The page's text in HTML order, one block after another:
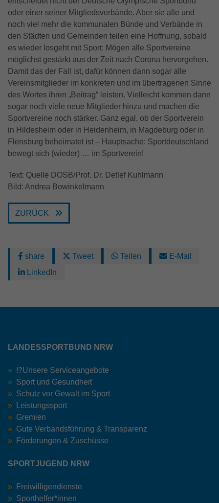
oder einer seiner Mitgliedsverbände. Aber sie alle und
noch viel mehr die kommunalen Bünde und Verbände in
den Städten und Gemeinden teilen eine Hoffnung, sobald
es wieder losgeht mit Sport: Mögen alle Sportvereine
möglichst gestärkt aus der Zeit nach Corona hervorgehen.
Damit das der Fall ist, dafür können dann sogar alle
Vereinsmitglieder im konkreten und im übertragenen Sinne
des Wortes ihren „Beitrag“ leisten. Vielleicht kommen dann
sogar noch viele neue Mitglieder hinzu und machen die
Sportvereine noch stärker. Ganz egal, ob der Sportverein
in Hildesheim oder in Heidenheim, in Magdeburg oder in
Flensburg beheimatet ist – Hauptsache: Sportdeutschland
bewegt sich (wieder) … im Sportverein!
Text: Quelle DOSB/Prof. Dr. Detlef Kuhlmann
Bild: Andrea Bowinkelmann
ZURÜCK
share Tweet Teilen
E-Mail
LinkedIn
LANDESSPORTBUND NRW
⁉️Unsere Serviceangebote
Sport und Gesundheit
Schutz vor Gewalt im Sport
Leistungssport
Gremien
Gute Verbandsführung & Transparenz
Förderungen & Zuschüsse
SPORTJUGEND NRW
Freiwilligendienste
Sporthelfer*innen
Anbieter Google LLC
Laufzeit 15 Minutes
Zweck
Dieser Cookie wird von doubleclick.net
gesetzt, um zu prüfen, ob der Browser des
Nutzers Cookies unterstützt.
Name _ga_ZM1DE7Z07K
Anbieter Google LLC
Laufzeit 13 Monate
erhalten.
Zweck
anzuzeigen. Auch beim Laden von
Google-Diensten wie Maps, YouTube,
Name _fbp
Anbieter Facebook
Laufzeit 2 Monate
Zweck
Cookie von Facebook, das für Website-
Analysen, Ad-Targeting und
Anzeigenmessung verwendet wird.